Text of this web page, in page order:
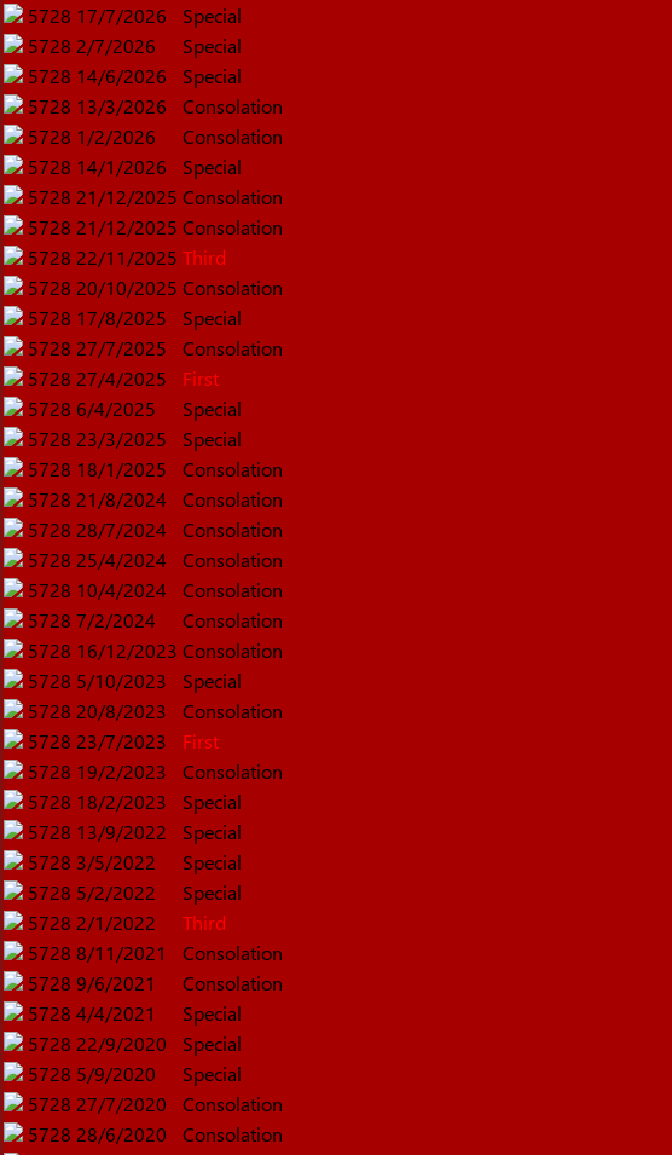
5728 17/7/2026
Special
5728 2/7/2026
Special
5728 14/6/2026
Special
5728 13/3/2026
Consolation
5728 1/2/2026
Consolation
5728 14/1/2026
Special
5728 21/12/2025 Consolation
5728 21/12/2025 Consolation
5728 22/11/2025 Third
5728 20/10/2025 Consolation
5728 17/8/2025
Special
5728 27/7/2025
Consolation
5728 27/4/2025
First
5728 6/4/2025
Special
5728 23/3/2025
Special
5728 18/1/2025
Consolation
5728 21/8/2024
Consolation
5728 28/7/2024
Consolation
5728 25/4/2024
Consolation
5728 10/4/2024
Consolation
5728 7/2/2024
Consolation
5728 16/12/2023 Consolation
5728 5/10/2023
Special
5728 20/8/2023
Consolation
5728 23/7/2023
First
5728 19/2/2023
Consolation
5728 18/2/2023
Special
5728 13/9/2022
Special
5728 3/5/2022
Special
5728 5/2/2022
Special
5728 2/1/2022
Third
5728 8/11/2021
Consolation
5728 9/6/2021
Consolation
5728 4/4/2021
Special
5728 22/9/2020
Special
5728 5/9/2020
Special
5728 27/7/2020
Consolation
5728 28/6/2020
Consolation